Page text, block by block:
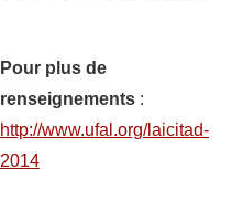
Pour plus de
renseignements :
http://www.ufal.org/laicitad-
2014